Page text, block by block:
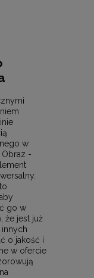
w
Obraz -
go w
że jest już
o jakość i
w ofercie